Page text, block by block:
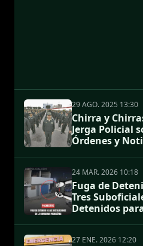
29 AGO. 2025 13:30
Chirra y
Jerga Policial
Órdenes y
24 MAR. 2026 10:18
Fuga de
Tres
Detenidos
27 ENE. 2026 12:20